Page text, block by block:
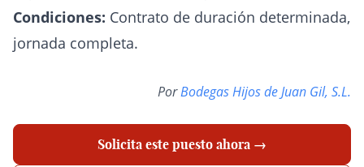
Condiciones: Contrato de duración determinada,
jornada completa.
PorBodegas Hijos de Juan Gil, S.L.
Solicita este puesto ahora →